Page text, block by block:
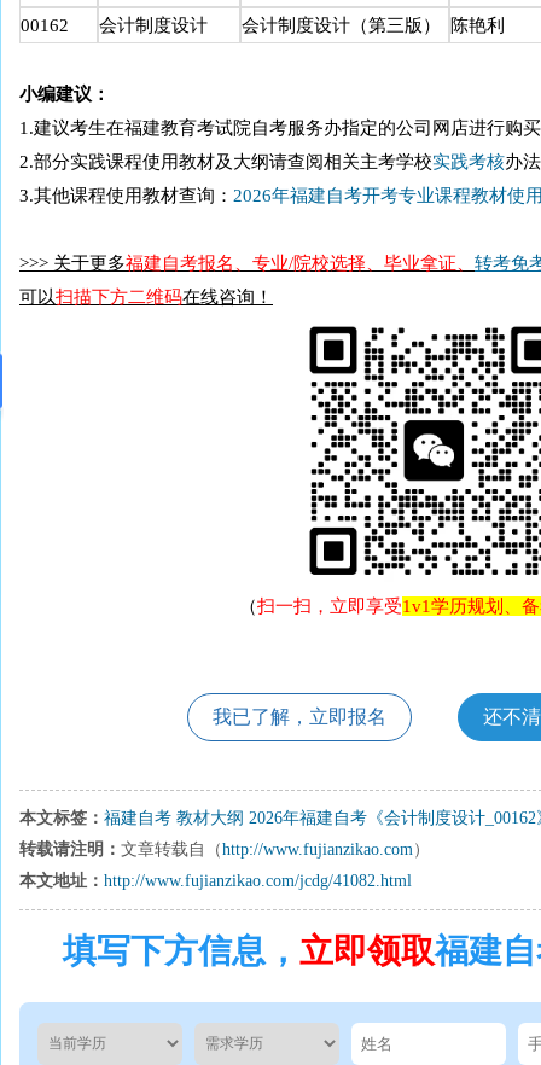
00162
会计制度设计 会计制度设计（第三版） 陈艳利
小编建议：
1.建议考生在福建教育考试院自考服务办指定的公司网店进行购
2.部分实践课程使用教材及大纲请查阅相关主考学校实践考核办
3.其他课程使用教材查询： 2026年福建自考开考专业课程教材使
>>> 关于更多福建自考报名、专业/院校选择、毕业拿证、 转考免
可以扫描下方二维码在线咨询！
（扫一扫，立即享受1v1学历规划、
我已了解，立即报名 还不
本文标签： 福建自考 教材大纲 2026年福建自考《会计制度设计
转载请注明： 文章转载自（http://www.fujianzikao.com ）
本文地址： http://www.fujianzikao.com/jcdg/41082.html
填写下方信息， 立即领取福建